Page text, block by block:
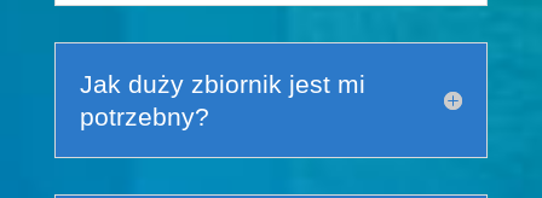
Jak duży zbiornik jest mi
potrzebny?